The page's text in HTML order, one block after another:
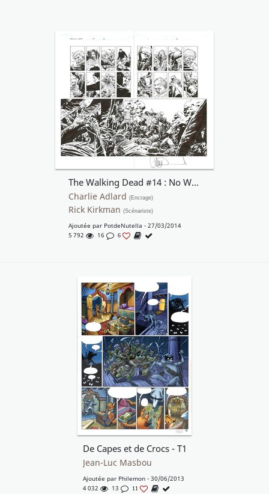
The Walking Dead #14 : No Way Out
Charlie Adlard (Encrage)
Rick Kirkman (Scénariste)
Ajoutée par PotdeNutella - 27/03/2014
5 792
16 6
De Capes et de Crocs - T1
Jean-Luc Masbou
Ajoutée par Philemon- 30/06/2013
4 032
13 11